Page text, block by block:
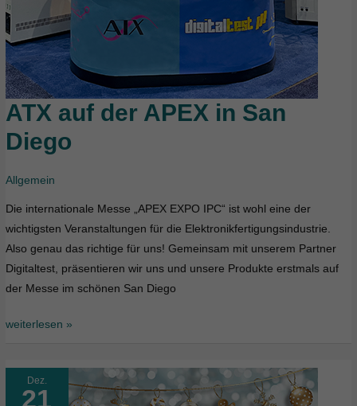
ATX auf der APEX in San
Diego
Allgemein
Die internationale Messe „APEX EXPO IPC“ ist wohl eine der
wichtigsten Veranstaltungen für die Elektronikfertigungsindustrie.
Also genau das richtige für uns! Gemeinsam mit unserem Partner
Digitaltest, präsentieren wir uns und unsere Produkte erstmals auf
der Messe im schönen San Diego
ATX
der
in
San
Diego
weiterlesen »
Dez.
21